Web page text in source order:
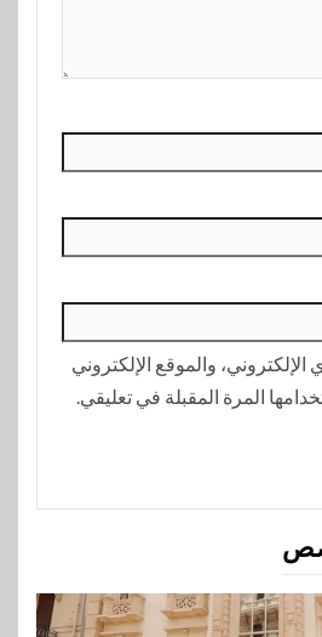
والموقع الإلكتروني
المرة المقبلة في تعليقي.